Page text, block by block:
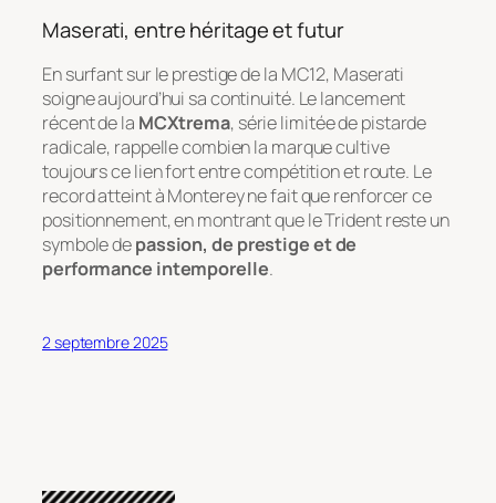
Maserati, entre héritage et futur
En surfant sur le prestige de la MC12, Maserati
soigne aujourd’hui sa continuité. Le lancement
récent de la MCXtrema, série limitée de pistarde
radicale, rappelle combien la marque cultive
toujours ce lien fort entre compétition et route. Le
record atteint à Monterey ne fait que renforcer ce
positionnement, en montrant que le Trident reste un
symbole depassion, de prestige et de
performance intemporelle.
2 septembre 2025